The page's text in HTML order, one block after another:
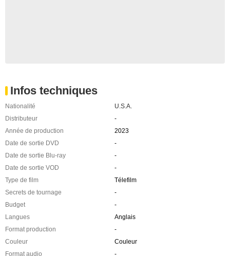
Infos techniques
Nationalité
U.S.A.
Distributeur
-
Année de production
2023
Date de sortie DVD
-
Date de sortie Blu-ray
-
Date de sortie VOD
-
Type de film
Télefilm
Secrets de tournage
-
Budget
-
Langues
Anglais
Format production
-
Couleur
Couleur
Format audio
-